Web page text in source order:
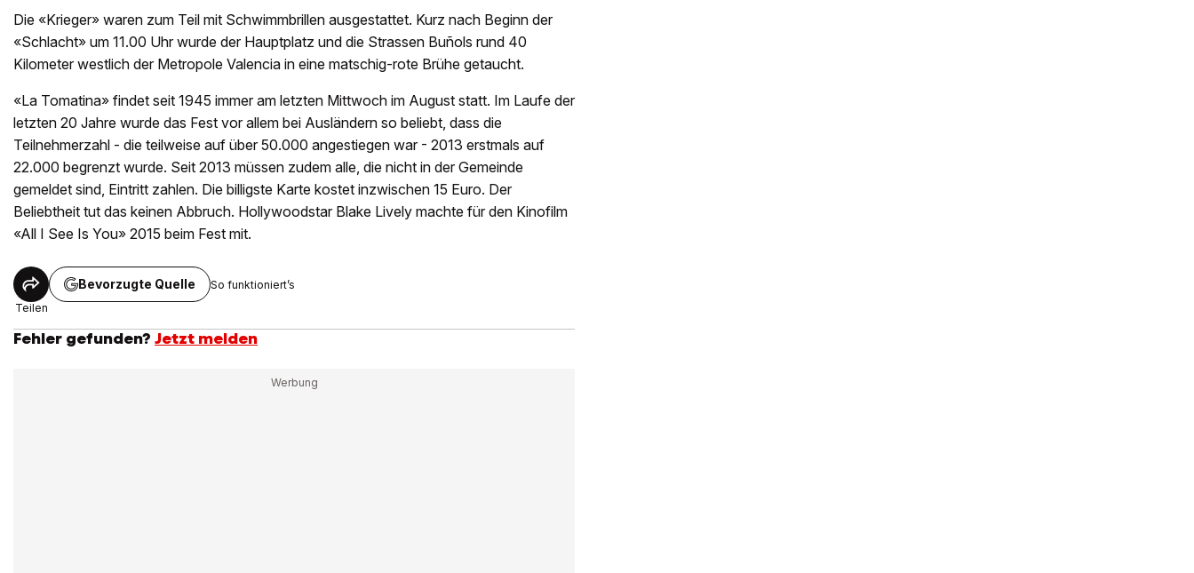
Die «Krieger» waren zum Teil mit Schwimmbrillen ausgestattet. Kurz nach Beginn der
«Schlacht» um 11.00 Uhr wurde der Hauptplatz und die Strassen Buñols rund 40
Kilometer westlich der Metropole Valencia in eine matschig-rote Brühe getaucht.
«La Tomatina» findet seit 1945 immer am letzten Mittwoch im August statt. Im Laufe der
letzten 20 Jahre wurde das Fest vor allem bei Ausländern so beliebt, dass die
Teilnehmerzahl - die teilweise auf über 50.000 angestiegen war - 2013 erstmals auf
22.000 begrenzt wurde. Seit 2013 müssen zudem alle, die nicht in der Gemeinde
gemeldet sind, Eintritt zahlen. Die billigste Karte kostet inzwischen 15 Euro. Der
Beliebtheit tut das keinen Abbruch. Hollywoodstar Blake Lively machte für den Kinofilm
«All I See Is You» 2015 beim Fest mit.
Teilen
Bevorzugte Quelle So funktioniert’s
Fehler gefunden? Jetzt melden